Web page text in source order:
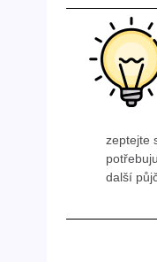
zeptejte
další